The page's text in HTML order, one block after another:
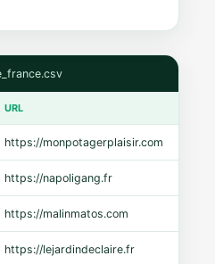
URL
https://monpotagerplaisir.com
https://napoligang.fr
https://malinmatos.com
https://lejardindeclaire.fr